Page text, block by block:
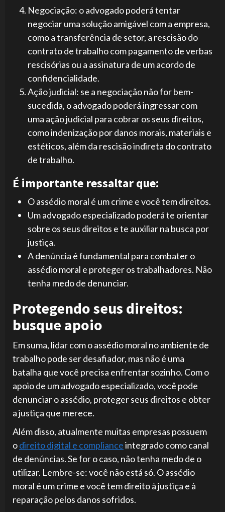
Negociação: o advogado poderá tentar
negociar uma solução amigável com a empresa,
como a transferência de setor, a rescisão do
contrato de trabalho com pagamento de verbas
rescisórias ou a assinatura de um acordo de
confidencialidade.
Ação judicial: se a negociação não for bem-
sucedida, o advogado poderá ingressar com
uma ação judicial para cobrar os seus direitos,
como indenização por danos morais, materiais e
estéticos, além da rescisão indireta do contrato
de trabalho.
É importante ressaltar que:
O assédio moral é um crime e você tem direitos.
Um advogado especializado poderá te orientar
sobre os seus direitos e te auxiliar na busca por
justiça.
A denúncia é fundamental para combater o
assédio moral e proteger os trabalhadores. Não
tenha medo de denunciar.
Protegendo seus direitos:
busque apoio
Em suma, lidar com o assédio moral no ambiente de
trabalho pode ser desafiador, mas não é uma
batalha que você precisa enfrentar sozinho. Com o
apoio de um advogado especializado, você pode
denunciar o assédio, proteger seus direitos e obter
a justiça que merece.
Além disso, atualmente muitas empresas possuem
odireito digital e complianceintegrado como canal
de denúncias. Se for o caso, não tenha medo de o
utilizar. Lembre-se: você não está só. O assédio
moral é um crime e você tem direito à justiça e à
reparação pelos danos sofridos.